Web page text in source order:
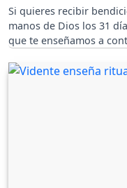
Si quieres recibir
manos de Dios los 31
que te enseñamos a